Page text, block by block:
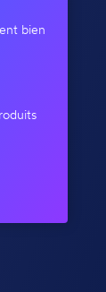
bien